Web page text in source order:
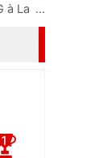
à La ...